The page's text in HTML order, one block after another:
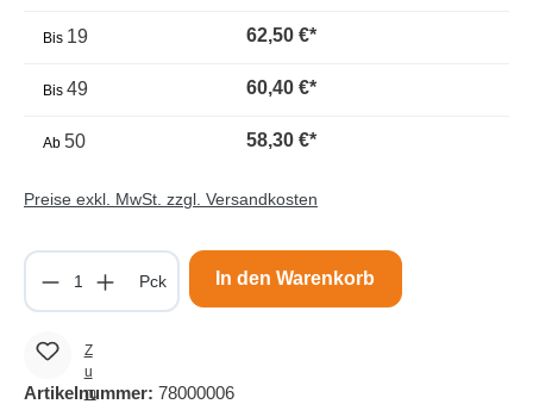
Bis 19 62,50 €*
Bis 49 60,40 €*
Ab 50 58,30 €*
Preise exkl. MwSt. zzgl. Versandkosten
Produkt Anzahl: Gib den gewünschten
Pck In den Warenkorb
Z
u
m
Artikelnummer: 78000006